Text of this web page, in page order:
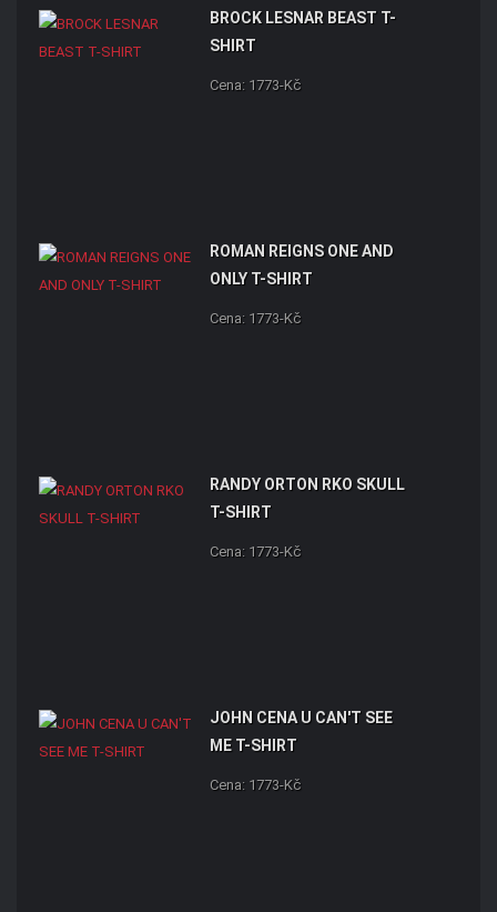
BROCK LESNAR BEAST T-
SHIRT
Cena: 1773-Kč
ROMAN REIGNS ONE AND
ONLY T-SHIRT
Cena: 1773-Kč
RANDY ORTON RKO SKULL
T-SHIRT
Cena: 1773-Kč
JOHN CENA U CAN'T SEE
ME T-SHIRT
Cena: 1773-Kč